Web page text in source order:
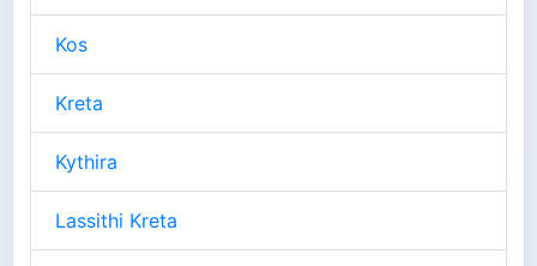
Kos
Kreta
Kythira
Lassithi Kreta